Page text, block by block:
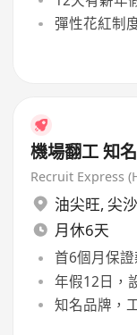
彈性花紅制
機場翻工 知
Recruit Express
油尖旺, 尖
月休6天
首6個月保
年假12日，
知名品牌，